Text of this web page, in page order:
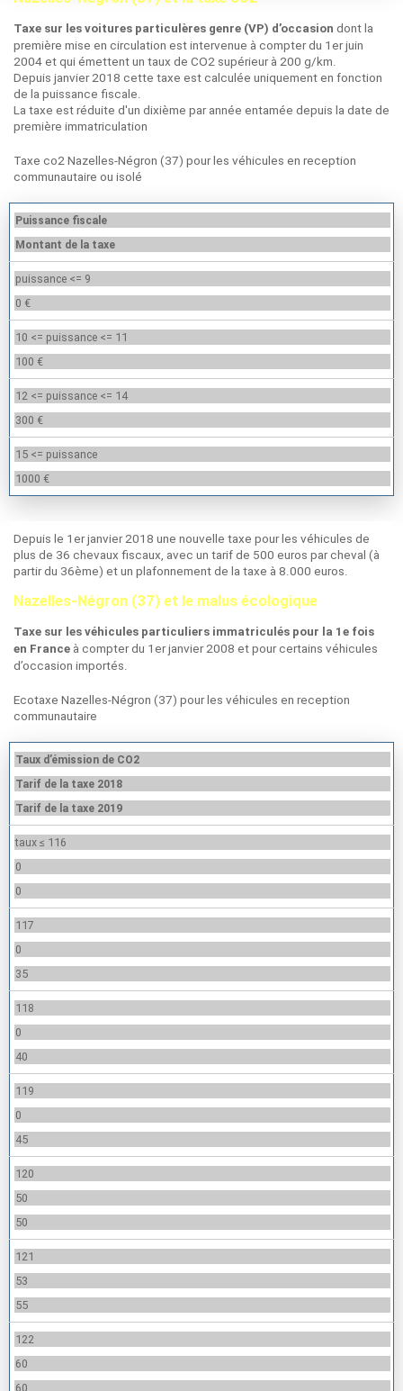
Taxe sur les voitures particulères genre (VP) d’occasion dont la
première mise en circulation est intervenue à compter du 1er juin
2004 et qui émettent un taux de CO2 supérieur à 200 g/km.
Depuis janvier 2018 cette taxe est calculée uniquement en fonction
de la puissance fiscale.
La taxe est réduite d'un dixième par année entamée depuis la date de
première immatriculation
Taxe co2 Nazelles-Négron (37) pour les véhicules en reception
communautaire ou isolé
Puissance fiscale
Montant de la taxe
puissance <= 9
0 €
10 <= puissance <= 11
100 €
12 <= puissance <= 14
300 €
15 <= puissance
1000 €
Depuis le 1er janvier 2018 une nouvelle taxe pour les véhicules de
plus de 36 chevaux fiscaux, avec un tarif de 500 euros par cheval (à
partir du 36ème) et un plafonnement de la taxe à 8.000 euros.
Nazelles-Négron (37) et le malus écologique
Taxe sur les véhicules particuliers immatriculés pour la 1e fois
en France à compter du 1er janvier 2008 et pour certains véhicules
d’occasion importés.
Ecotaxe Nazelles-Négron (37) pour les véhicules en reception
communautaire
Taux d’émission de CO2
Tarif de la taxe 2018
Tarif de la taxe 2019
taux ≤ 116
0
0
117
0
35
118
0
40
119
0
45
120
50
50
121
53
55
122
60
60